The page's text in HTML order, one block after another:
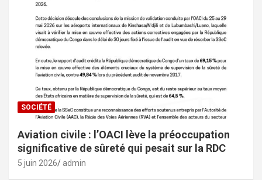
SOCIÉTÉ
Aviation civile : l’OACI lève la préoccupation
significative de sûreté qui pesait sur la RDC
5 juin 2026 admin